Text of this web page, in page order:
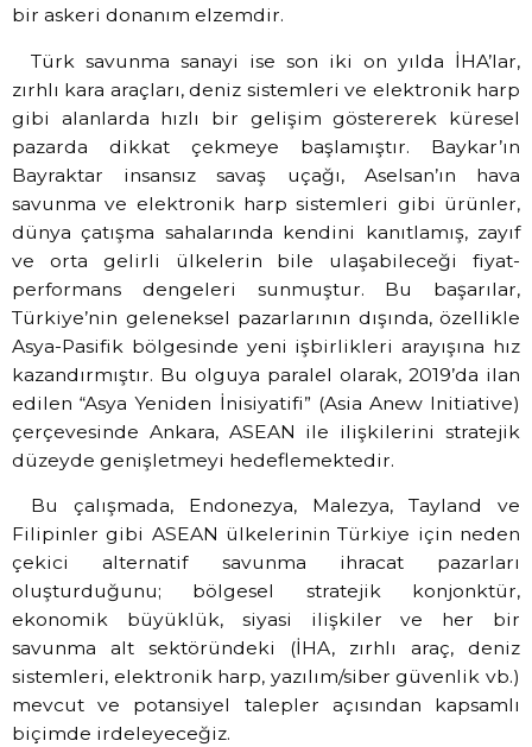
bir askeri donanım elzemdir.
Türk savunma sanayi ise son iki on yılda İHA’lar,
zırhlı kara araçları, deniz sistemleri ve elektronik harp
gibi alanlarda hızlı bir gelişim göstererek küresel
pazarda dikkat çekmeye başlamıştır. Baykar’ın
Bayraktar insansız savaş uçağı, Aselsan’ın hava
savunma ve elektronik harp sistemleri gibi ürünler,
dünya çatışma sahalarında kendini kanıtlamış, zayıf
ve orta gelirli ülkelerin bile ulaşabileceği fiyat-
performans dengeleri sunmuştur. Bu başarılar,
Türkiye’nin geleneksel pazarlarının dışında, özellikle
Asya-Pasifik bölgesinde yeni işbirlikleri arayışına hız
kazandırmıştır. Bu olguya paralel olarak, 2019’da ilan
edilen “Asya Yeniden İnisiyatifi” (Asia Anew Initiative)
çerçevesinde Ankara, ASEAN ile ilişkilerini stratejik
düzeyde genişletmeyi hedeflemektedir.
Bu çalışmada, Endonezya, Malezya, Tayland ve
Filipinler gibi ASEAN ülkelerinin Türkiye için neden
çekici alternatif savunma ihracat pazarları
oluşturduğunu; bölgesel stratejik konjonktür,
ekonomik büyüklük, siyasi ilişkiler ve her bir
savunma alt sektöründeki (İHA, zırhlı araç, deniz
sistemleri, elektronik harp, yazılım/siber güvenlik vb.)
mevcut ve potansiyel talepler açısından kapsamlı
biçimde irdeleyeceğiz.